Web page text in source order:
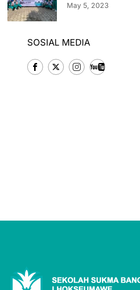
May 5, 2023
SOSIAL MEDIA